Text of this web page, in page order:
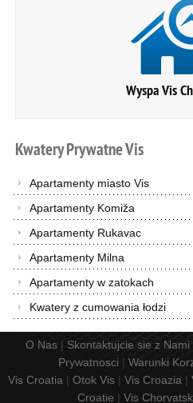
Wyspa Vis
KwateryPrywatneVis
Apartamenty miasto Vis
Apartamenty Komiža
Apartamenty Rukavac
Apartamenty Milna
Apartamenty w zatokach
Kwatery z cumowania łodzi
O Nas| Skontaktujcie sie z Nami
Prywatnosci | Warunki
Vis Croatia | Otok Vis | Vis Croazia |
Croatie | Vis